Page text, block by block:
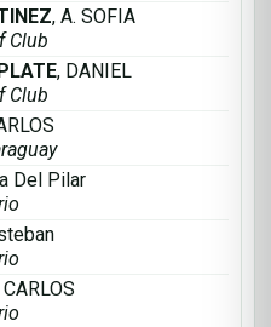
, A. SOFIA
Club
, DANIEL
Club
Del Pilar
CARLOS